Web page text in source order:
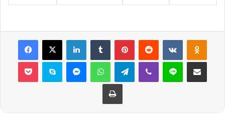
Facebook
X LinkedInTumblr PinterestReddit VKontakte
Pocket Skype MessengerWhatsAppTelegramViber Line E-Posta ile
Yazdır